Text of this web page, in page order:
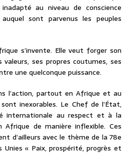
inadapté au niveau de conscience
auquel sont parvenus les peuples
s’invente. Elle veut forger son
ses propres coutumes, ses
une quelconque puissance.
l’action, partout en Afrique et au
inexorables. Le Chef de l’État,
internationale au respect et à la
Afrique de manière inflexible. Ces
d’ailleurs avec le thème de la 78e
Unies « Paix, prospérité, progrès et